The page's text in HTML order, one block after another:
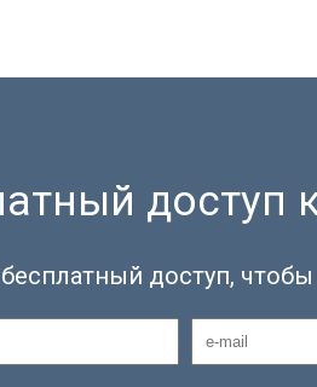
доступ
доступ,